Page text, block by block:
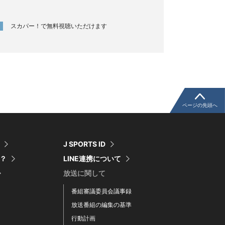
スカパー！で無料視聴いただけます
J SPORTS ID
LINE連携について
放送に関して
番組審議委員会議事録
放送番組の編集の基準
行動計画
ページの先頭へ